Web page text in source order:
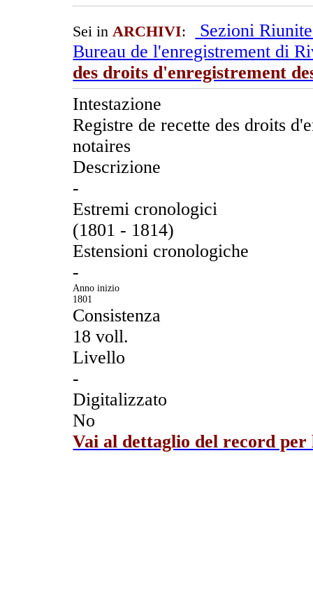
Sei inARCHIVI:
Sezioni
Bureau de l'enregistrement di
des droits d'enregistrement
Intestazione
Registre de recette des droits
notaires
Descrizione
-
Estremi cronologici
(1801 - 1814)
Estensioni cronologiche
-
Anno inizio
1801
Consistenza
18 voll.
Livello
-
Digitalizzato
No
Vai al dettaglio del record per